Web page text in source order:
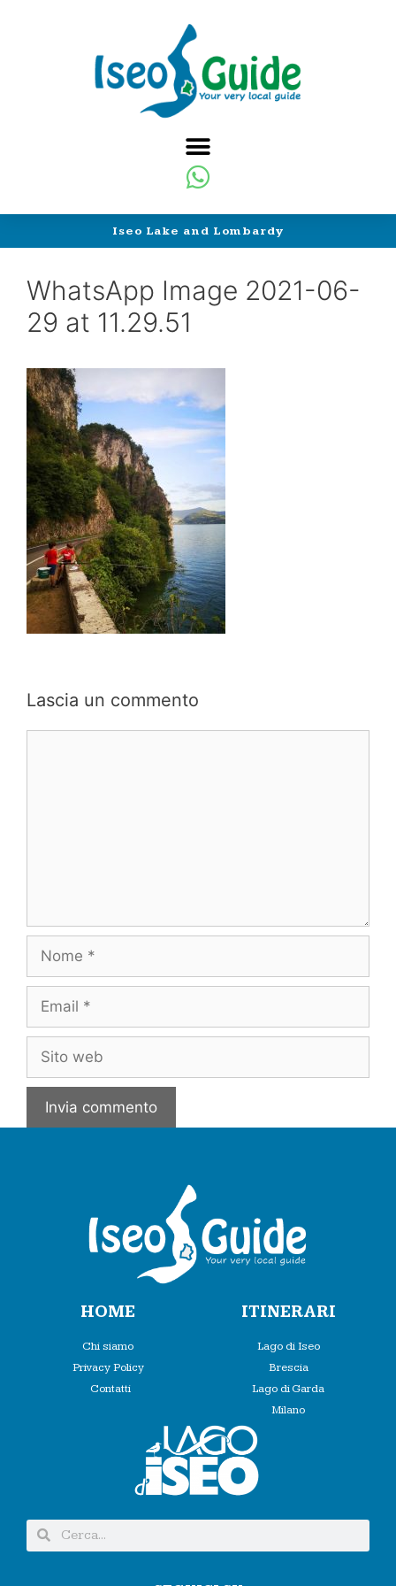
Iseo Lake and Lombardy
WhatsApp Image 2021-06-
29 at 11.29.51
Lascia un commento
HOME
Chi siamo
Privacy Policy
Contatti
ITINERARI
Lago di Iseo
Brescia
Lago di Garda
Milano